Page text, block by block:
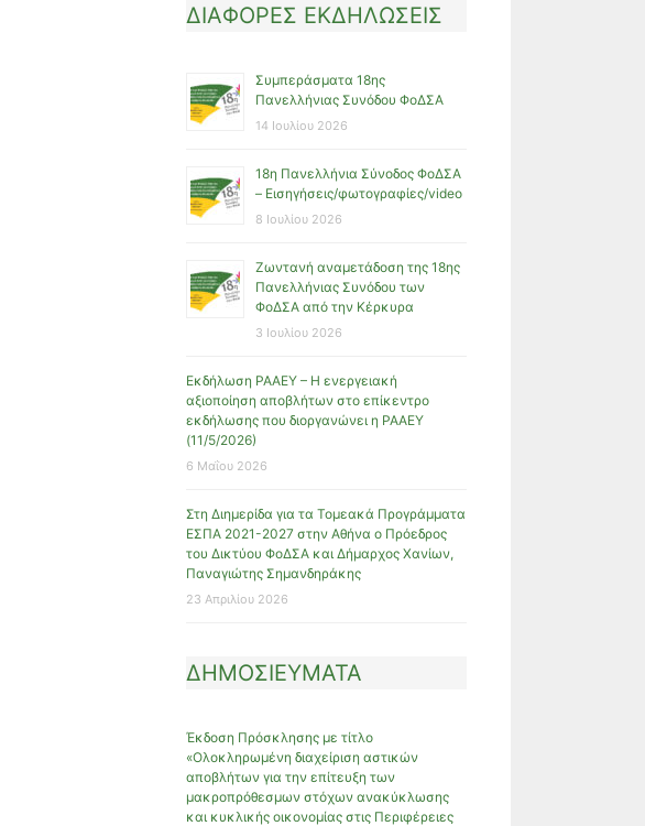
ΔΙΑΦΟΡΕΣ ΕΚΔΗΛΩΣΕΙΣ
Συμπεράσματα 18ης
Πανελλήνιας Συνόδου ΦοΔΣΑ
14 Ιουλίου 2026
18η Πανελλήνια Σύνοδος ΦοΔΣΑ
– Εισηγήσεις/φωτογραφίες/video
8 Ιουλίου 2026
Ζωντανή αναμετάδοση της 18ης
Πανελλήνιας Συνόδου των
ΦοΔΣΑ από την Κέρκυρα
3 Ιουλίου 2026
Εκδήλωση ΡΑΑΕΥ – Η ενεργειακή
αξιοποίηση αποβλήτων στο επίκεντρο
εκδήλωσης που διοργανώνει η ΡΑΑΕΥ
(11/5/2026)
6 Μαΐου 2026
Στη Διημερίδα για τα Τομεακά Προγράμματα
ΕΣΠΑ 2021-2027 στην Αθήνα ο Πρόεδρος
του Δικτύου ΦοΔΣΑ και Δήμαρχος Χανίων,
Παναγιώτης Σημανδηράκης
23 Απριλίου 2026
ΔΗΜΟΣΙΕΥΜΑΤΑ
Έκδοση Πρόσκλησης με τίτλο
«Ολοκληρωμένη διαχείριση αστικών
αποβλήτων για την επίτευξη των
μακροπρόθεσμων στόχων ανακύκλωσης
και κυκλικής οικονομίας στις Περιφέρειες